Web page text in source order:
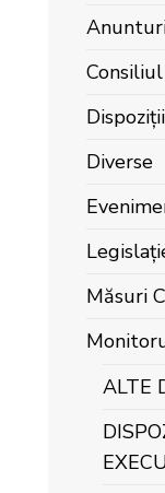
Dispoziții
Diverse
Măsuri
ALTE